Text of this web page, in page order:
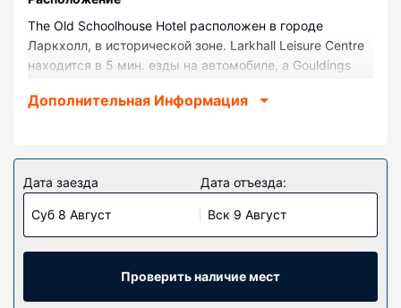
The Old Schoolhouse Hotel расположен в городе
Ларкхолл, в исторической зоне. Larkhall Leisure Centre
находится в 5 мин. езды на автомобиле, а Gouldings
прекрасным расположением: Larkhall Circuit находится
Почувствуйте себя как дома в одном из 10 номеров,
где установлены плоскоэкранные телевизоры.
Бесплатный беспроводной доступ к интернету
позволит вам всегда оставаться на связи. Собственные
ванные комнаты, душ. Предоставляются бесплатные
туалетные принадлежности и фен. Предоставляются
Дополнительная Информация
Дата заезда
Суб 8 Август
Дата отъезда:
Вск 9 Август
Проверить наличие мест